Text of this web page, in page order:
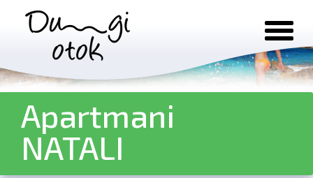
Preskoči na sadržaj
Apartmani
NATALI